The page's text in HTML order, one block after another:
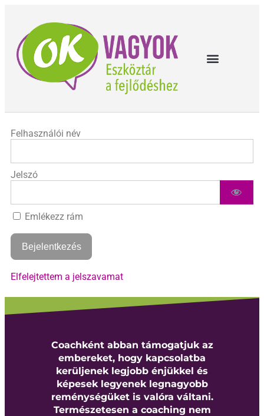
Felhasználói név
Jelszó
Emlékezz rám
Elfelejtettem a jelszavamat
Coachként abban támogatjuk az
embereket, hogy kapcsolatba
kerüljenek legjobb énjükkel és
képesek legyenek legnagyobb
reménységüket is valóra váltani.
Természetesen a coaching nem